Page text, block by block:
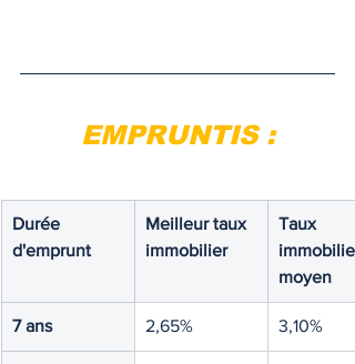
EMPRUNTIS :
Durée
d'emprunt
Meilleur taux
immobilier
Taux
immobilier
moyen
7 ans 2,65% 3,10%